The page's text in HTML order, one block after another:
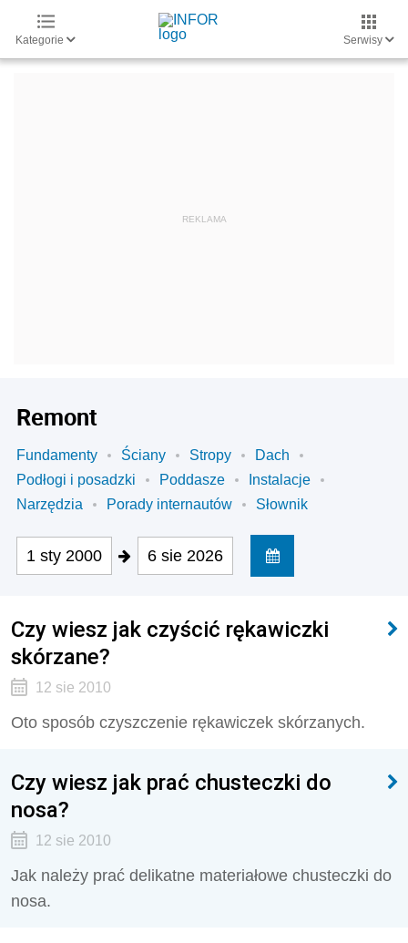
Kategorie Serwisy
Remont
Fundamenty Ściany Stropy
Dach
Podłogi i posadzki
Poddasze
Instalacje
Narzędzia
Porady internautów Słownik
1 sty 2000 6 sie 2026
Czy wiesz jak czyścić rękawiczki
skórzane?
12 sie 2010
Oto sposób czyszczenie rękawiczek skórzanych.
Czy wiesz jak prać chusteczki do
nosa?
12 sie 2010
Jak należy prać delikatne materiałowe chusteczki do
nosa.